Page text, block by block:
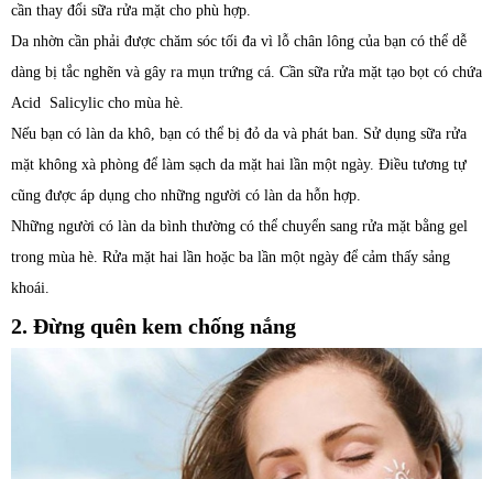
cần thay đổi sữa rửa mặt cho phù hợp.
Da nhờn cần phải được chăm sóc tối đa vì lỗ chân lông của bạn có thể dễ
dàng bị tắc nghẽn và gây ra mụn trứng cá. Cần sữa rửa mặt tạo bọt có chứa
Acid Salicylic cho mùa hè.
Nếu bạn có làn da khô, bạn có thể bị đỏ da và phát ban. Sử dụng sữa rửa
mặt không xà phòng để làm sạch da mặt hai lần một ngày. Điều tương tự
cũng được áp dụng cho những người có làn da hỗn hợp.
Những người có làn da bình thường có thể chuyển sang rửa mặt bằng gel
trong mùa hè. Rửa mặt hai lần hoặc ba lần một ngày để cảm thấy sảng
khoái.
2. Đừng quên kem chống nắng